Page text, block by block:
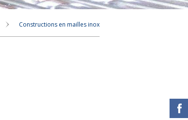
Constructions en mailles inox